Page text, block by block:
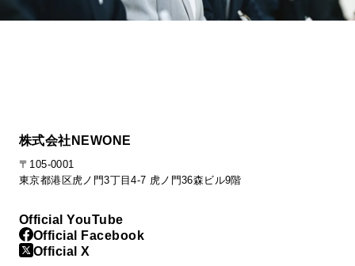
株式会社NEWONE
〒105-0001
東京都港区虎ノ門3丁目4-7 虎ノ門36森ビル9階
Official YouTube
Official Facebook
Official X